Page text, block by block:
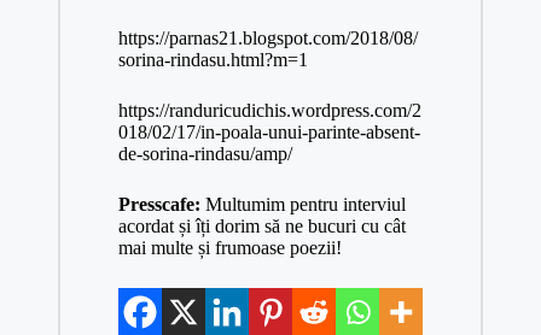
https://parnas21.blogspot.com/2018/08/
sorina-rindasu.html?m=1
https://randuricudichis.wordpress.com/2
018/02/17/in-poala-unui-parinte-absent-
de-sorina-rindasu/amp/
Presscafe: Multumim pentru interviul
acordat și îți dorim să ne bucuri cu cât
mai multe și frumoase poezii!